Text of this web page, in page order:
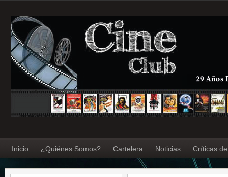
Inicio ¿Quiénes Somos? Cartelera Noticias Críticas